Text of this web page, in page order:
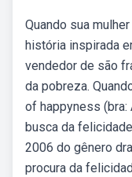
Quando sua
história inspirada
vendedor de são
da pobreza.
of happyness (bra:
busca da
2006 do gênero
procura da